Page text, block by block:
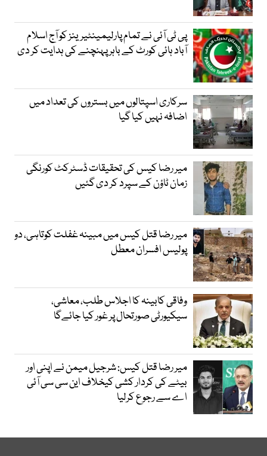
پی ٹی آئی نے تمام پارلیمینٹیرینز کو آج اسلام
آباد ہائی کورٹ کے باہر پہنچنے کی ہدایت کر دی
سرکاری اسپتالوں میں بستروں کی تعداد میں
اضافہ نہیں کیا گیا
میر رضا کیس کی تحقیقات ڈسٹرکٹ کورنگی
زمان ٹاؤن کے سپرد کر دی گئیں
میر رضا قتل کیس میں مبینہ غفلت کوتاہی، دو
پولیس افسران معطل
وفاقی کابینہ کا اجلاس طلب، معاشی،
سیکیورٹی صورتحال پر غور کیا جائےگا
میر رضا قتل کیس: شرجیل میمن نے اپنی اور
بیٹے کی کردار کشی کیخلاف این سی سی آئی
اے سے رجوع کرلیا